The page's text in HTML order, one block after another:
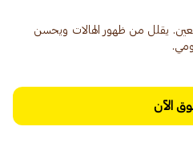
يقلل من ظهور الهالات ويحسن
الآن